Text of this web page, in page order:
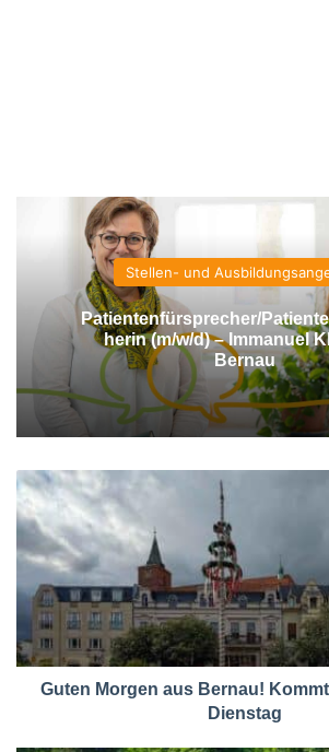
Stellen- und
Patientenfürsprecher/
herin (m/w/d) – Immanuel
Bernau
Guten Morgen aus Bernau!
Dienstag